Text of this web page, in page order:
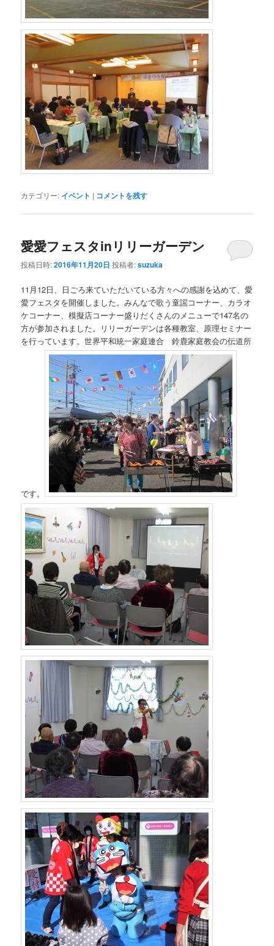
カテゴリー: イベント | コメントを残す
愛愛フェスタinリリーガーデン
投稿日時:2016年11月20日 投稿者:suzuka
11月12日、日ごろ来ていただいている方々への感謝を込めて、愛
愛フェスタを開催しました。みんなで歌う童謡コーナー、カラオ
ケコーナー、模擬店コーナー盛りだくさんのメニューで147名の
方が参加されました。リリーガーデンは各種教室、原理セミナー
を行っています。世界平和統一家庭連合 鈴鹿家庭教会の伝道所
です。